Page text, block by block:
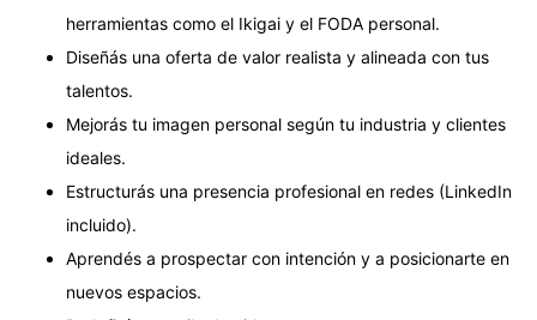
herramientas como el Ikigai y el FODA personal.
Diseñás una oferta de valor realista y alineada con tus
talentos.
Mejorás tu imagen personal según tu industria y clientes
ideales.
Estructurás una presencia profesional en redes (LinkedIn
incluido).
Aprendés a prospectar con intención y a posicionarte en
nuevos espacios.